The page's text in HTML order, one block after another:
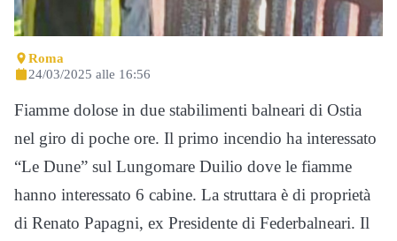
Roma
24/03/2025 alle 16:56
Fiamme dolose in due stabilimenti balneari di Ostia
nel giro di poche ore. Il primo incendio ha interessato
“Le Dune” sul Lungomare Duilio dove le fiamme
hanno interessato 6 cabine. La struttara è di proprietà
di Renato Papagni, ex Presidente di Federbalneari. Il